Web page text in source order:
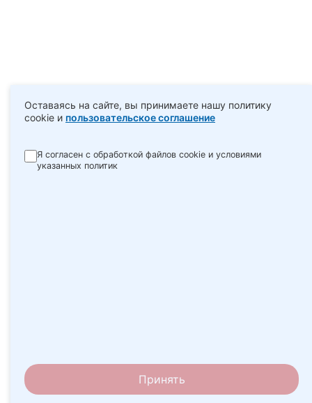
Оставаясь на сайте, вы принимаете нашу политику
cookie и пользовательское соглашение
Я согласен с обработкой файлов cookie и условиями
указанных политик
Принять